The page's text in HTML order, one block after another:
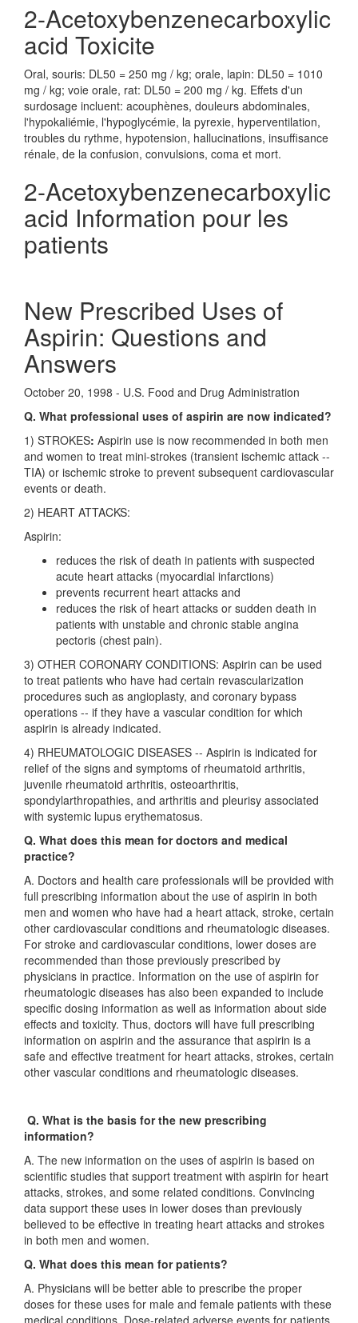
2-Acetoxybenzenecarboxylic
acid Toxicite
Oral, souris: DL50 = 250 mg / kg; orale, lapin: DL50 = 1010
mg / kg; voie orale, rat: DL50 = 200 mg / kg. Effets d'un
surdosage incluent: acouphènes, douleurs abdominales,
l'hypokaliémie, l'hypoglycémie, la pyrexie, hyperventilation,
troubles du rythme, hypotension, hallucinations, insuffisance
rénale, de la confusion, convulsions, coma et mort.
2-Acetoxybenzenecarboxylic
acid Information pour les
patients
New Prescribed Uses of
Aspirin: Questions and
Answers
October 20, 1998 - U.S. Food and Drug Administration
Q. What professional uses of aspirin are now indicated?
1) STROKES: Aspirin use is now recommended in both men
and women to treat mini-strokes (transient ischemic attack --
TIA) or ischemic stroke to prevent subsequent cardiovascular
events or death.
2) HEART ATTACKS:
Aspirin:
reduces the risk of death in patients with suspected
acute heart attacks (myocardial infarctions)
prevents recurrent heart attacks and
reduces the risk of heart attacks or sudden death in
patients with unstable and chronic stable angina
pectoris (chest pain).
3) OTHER CORONARY CONDITIONS: Aspirin can be used
to treat patients who have had certain revascularization
procedures such as angioplasty, and coronary bypass
operations -- if they have a vascular condition for which
aspirin is already indicated.
4) RHEUMATOLOGIC DISEASES -- Aspirin is indicated for
relief of the signs and symptoms of rheumatoid arthritis,
juvenile rheumatoid arthritis, osteoarthritis,
spondylarthropathies, and arthritis and pleurisy associated
with systemic lupus erythematosus.
Q. What does this mean for doctors and medical
practice?
A. Doctors and health care professionals will be provided with
full prescribing information about the use of aspirin in both
men and women who have had a heart attack, stroke, certain
other cardiovascular conditions and rheumatologic diseases.
For stroke and cardiovascular conditions, lower doses are
recommended than those previously prescribed by
physicians in practice. Information on the use of aspirin for
rheumatologic diseases has also been expanded to include
specific dosing information as well as information about side
effects and toxicity. Thus, doctors will have full prescribing
information on aspirin and the assurance that aspirin is a
safe and effective treatment for heart attacks, strokes, certain
other vascular conditions and rheumatologic diseases.
Q. What is the basis for the new prescribing
information?
A. The new information on the uses of aspirin is based on
scientific studies that support treatment with aspirin for heart
attacks, strokes, and some related conditions. Convincing
data support these uses in lower doses than previously
believed to be effective in treating heart attacks and strokes
in both men and women.
Q. What does this mean for patients?
A. Physicians will be better able to prescribe the proper
doses for these uses for male and female patients with these
medical conditions. Dose-related adverse events for patients